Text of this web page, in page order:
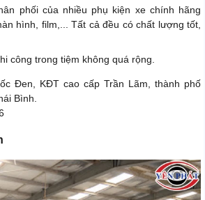
phối của nhiều phụ kiện xe chính hãng
hình, film,... Tất cả đều có chất lượng tốt,
công trong tiệm không quá rộng.
Đen, KĐT cao cấp Trần Lãm, thành phố
Bình.